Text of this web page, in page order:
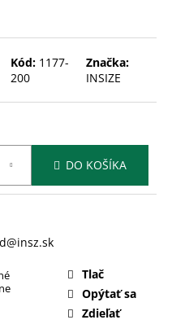
Kód: 1177-
200
Značka:
INSIZE
DO KOŠÍKA
Tlač
Opýtať sa
Zdieľať